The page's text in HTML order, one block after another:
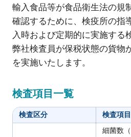
輸入食品等が食品衛生法の規
確認するために、検疫所の指
入時および定期的に実施する
弊社検査員が保税状態の貨物
を実施いたします。
検査項目一覧
検査区分 検査項目
細菌数